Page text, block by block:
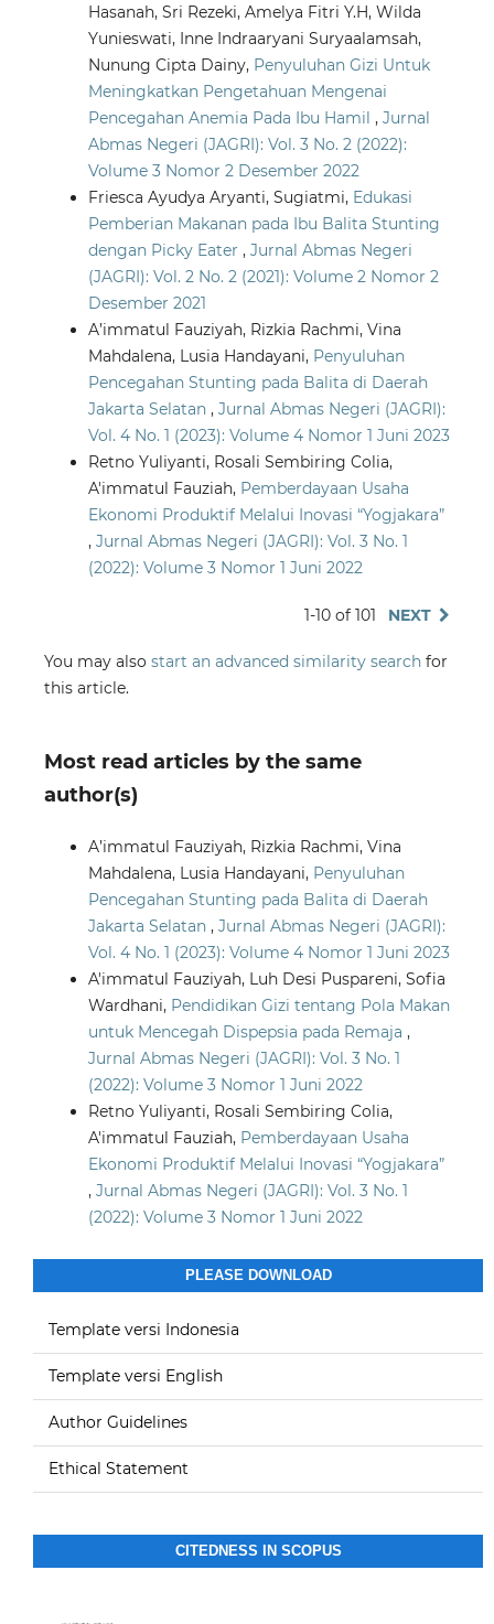
Hasanah, Sri Rezeki, Amelya Fitri Y.H, Wilda
Yunieswati, Inne Indraaryani Suryaalamsah,
Nunung Cipta Dainy, Penyuluhan Gizi Untuk
Meningkatkan Pengetahuan Mengenai
Pencegahan Anemia Pada Ibu Hamil , Jurnal
Abmas Negeri (JAGRI): Vol. 3 No. 2 (2022):
Volume 3 Nomor 2 Desember 2022
Friesca Ayudya Aryanti, Sugiatmi, Edukasi
Pemberian Makanan pada Ibu Balita Stunting
dengan Picky Eater , Jurnal Abmas Negeri
(JAGRI): Vol. 2 No. 2 (2021): Volume 2 Nomor 2
Desember 2021
A’immatul Fauziyah, Rizkia Rachmi, Vina
Mahdalena, Lusia Handayani, Penyuluhan
Pencegahan Stunting pada Balita di Daerah
Jakarta Selatan , Jurnal Abmas Negeri (JAGRI):
Vol. 4 No. 1 (2023): Volume 4 Nomor 1 Juni 2023
Retno Yuliyanti, Rosali Sembiring Colia,
A'immatul Fauziah, Pemberdayaan Usaha
Ekonomi Produktif Melalui Inovasi “Yogjakara”
, Jurnal Abmas Negeri (JAGRI): Vol. 3 No. 1
(2022): Volume 3 Nomor 1 Juni 2022
1-10 of 101 NEXT
You may also start an advanced similarity searchfor
this article.
Most read articles by the same
author(s)
A’immatul Fauziyah, Rizkia Rachmi, Vina
Mahdalena, Lusia Handayani, Penyuluhan
Pencegahan Stunting pada Balita di Daerah
Jakarta Selatan , Jurnal Abmas Negeri (JAGRI):
Vol. 4 No. 1 (2023): Volume 4 Nomor 1 Juni 2023
A'immatul Fauziyah, Luh Desi Puspareni, Sofia
Wardhani, Pendidikan Gizi tentang Pola Makan
untuk Mencegah Dispepsia pada Remaja ,
Jurnal Abmas Negeri (JAGRI): Vol. 3 No. 1
(2022): Volume 3 Nomor 1 Juni 2022
Retno Yuliyanti, Rosali Sembiring Colia,
A'immatul Fauziah, Pemberdayaan Usaha
Ekonomi Produktif Melalui Inovasi “Yogjakara”
, Jurnal Abmas Negeri (JAGRI): Vol. 3 No. 1
(2022): Volume 3 Nomor 1 Juni 2022
PLEASE DOWNLOAD
Template versi Indonesia
Template versi English
Author Guidelines
Ethical Statement
CITEDNESS IN SCOPUS